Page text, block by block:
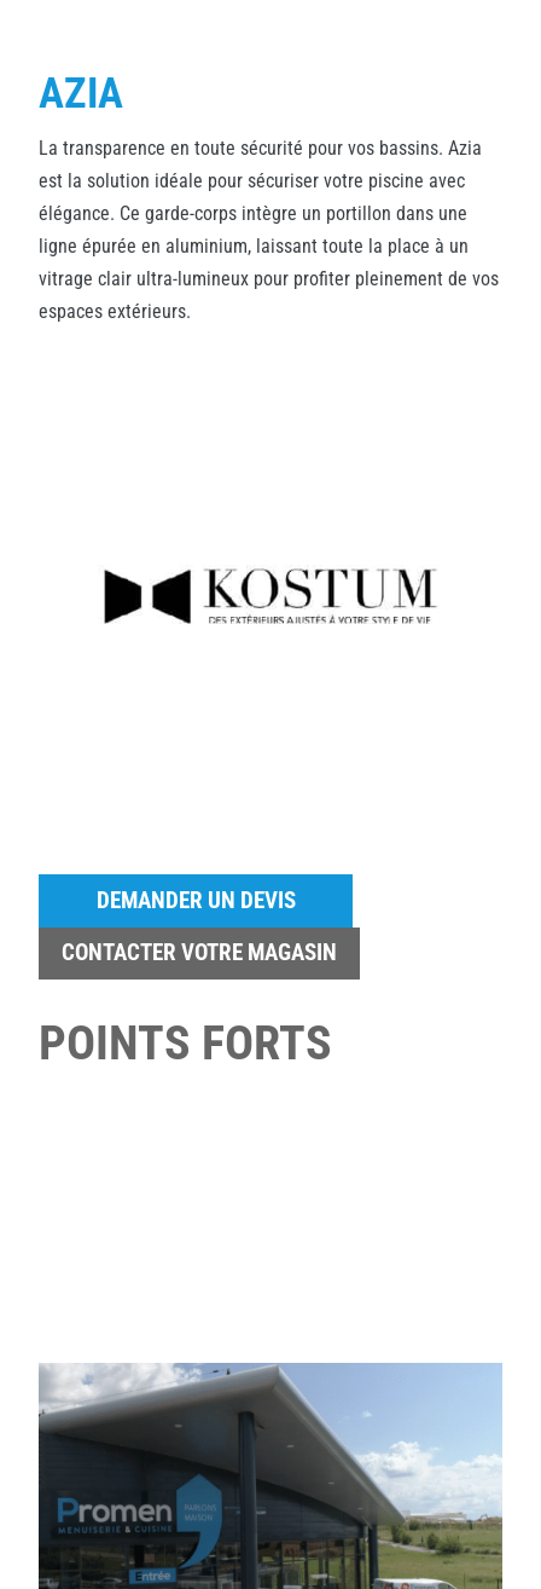
AZIA
La transparence en toute sécurité pour vos bassins. Azia
est la solution idéale pour sécuriser votre piscine avec
élégance. Ce garde-corps intègre un portillon dans une
ligne épurée en aluminium, laissant toute la place à un
vitrage clair ultra-lumineux pour profiter pleinement de vos
espaces extérieurs.
DEMANDER UN DEVIS
CONTACTER VOTRE MAGASIN
POINTS FORTS